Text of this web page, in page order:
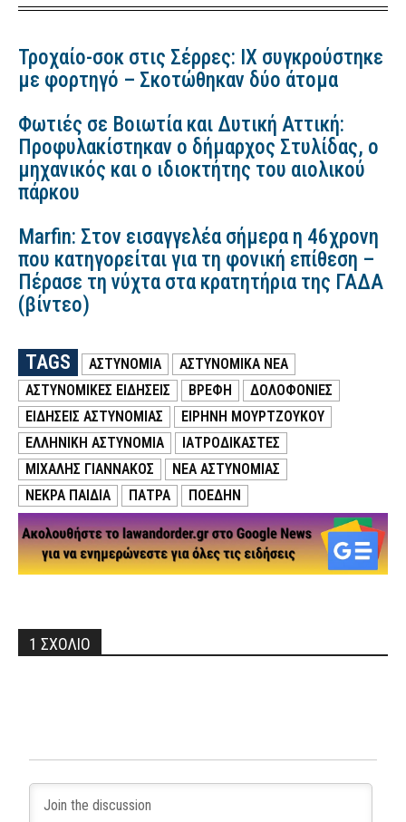
Τροχαίο-σοκ στις Σέρρες: ΙΧ συγκρούστηκε
με φορτηγό – Σκοτώθηκαν δύο άτομα
Φωτιές σε Βοιωτία και Δυτική Αττική:
Προφυλακίστηκαν ο δήμαρχος Στυλίδας, ο
μηχανικός και ο ιδιοκτήτης του αιολικού
πάρκου
Marfin: Στον εισαγγελέα σήμερα η 46χρονη
που κατηγορείται για τη φονική επίθεση –
Πέρασε τη νύχτα στα κρατητήρια της ΓΑΔΑ
(βίντεο)
TAGS ΑΣΤΥΝΟΜΙΑ
ΑΣΤΥΝΟΜΙΚΑ ΝΕΑ
ΑΣΤΥΝΟΜΙΚΕΣ ΕΙΔΗΣΕΙΣ
ΒΡΕΦΗ
ΔΟΛΟΦΟΝΙΕΣ
ΕΙΔΗΣΕΙΣ ΑΣΤΥΝΟΜΙΑΣ
ΕΙΡΉΝΗ ΜΟΥΡΤΖΟΎΚΟΥ
ΕΛΛΗΝΙΚΗ ΑΣΤΥΝΟΜΙΑ
ΙΑΤΡΟΔΙΚΑΣΤΕΣ
ΜΙΧΑΛΗΣ ΓΙΑΝΝΑΚΟΣ
ΝΕΑ ΑΣΤΥΝΟΜΙΑΣ
ΝΕΚΡΑ ΠΑΙΔΙΑ
ΠΑΤΡΑ ΠΟΕΔΗΝ
1 ΣΧΟΛΙΟ